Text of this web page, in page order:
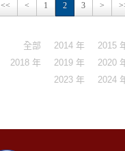
<< < 1 2 3 >
全部 2014 年 2015
2018 年
2019 年 2020
2023 年
2024